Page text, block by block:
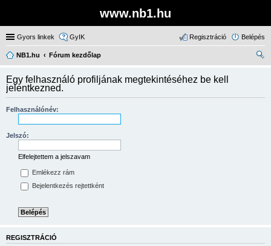
www.nb1.hu
Gyors linkek GyIK Belépés
Regisztráció
NB1.hu
Fórum kezdőlap
s
Egy felhasználó profiljának megtekintéséhez be kell
jelentkezned.
Felhasználónév:
Jelszó:
Elfelejtettem a jelszavam
Emlékezz rám
Bejelentkezés rejtettként
REGISZTRÁCIÓ